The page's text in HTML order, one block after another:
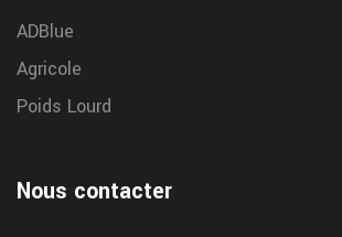
ADBlue
Agricole
Poids Lourd
Nous contacter